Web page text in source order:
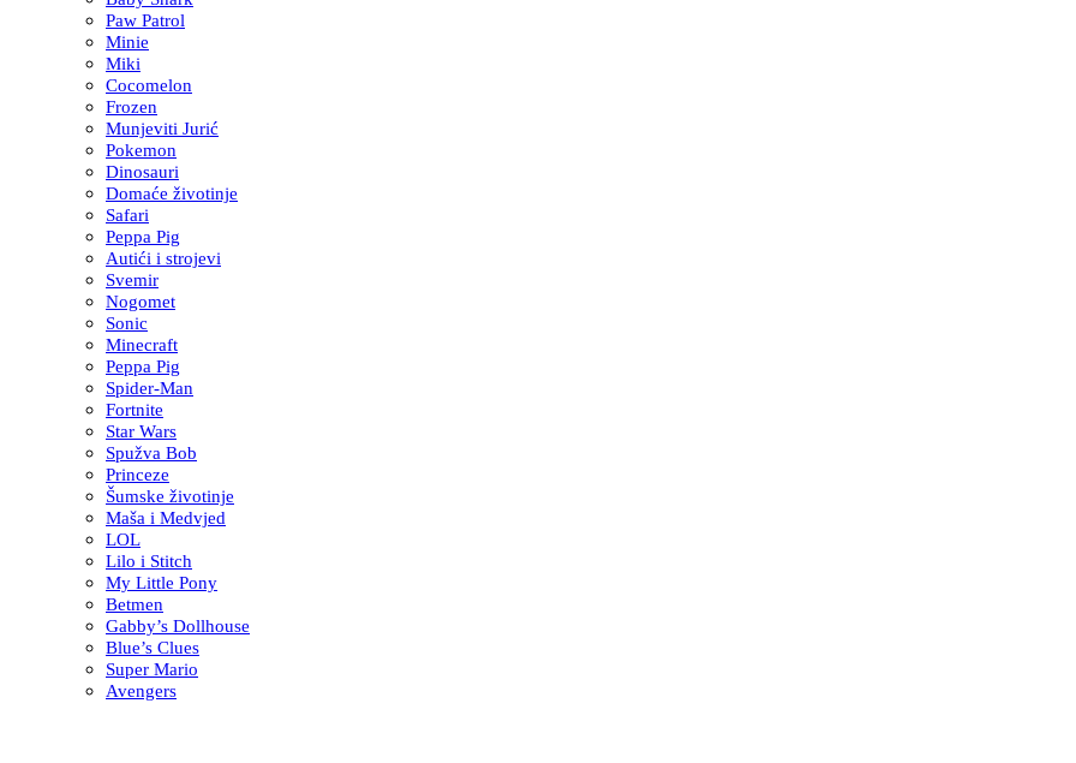
Paw Patrol
Minie
Miki
Cocomelon
Frozen
Munjeviti Jurić
Pokemon
Dinosauri
Domaće životinje
Safari
Peppa Pig
Autići i strojevi
Svemir
Nogomet
Sonic
Minecraft
Peppa Pig
Spider-Man
Fortnite
Star Wars
Spužva Bob
Princeze
Šumske životinje
Maša i Medvjed
LOL
Lilo i Stitch
My Little Pony
Betmen
Gabby’s Dollhouse
Blue’s Clues
Super Mario
Avengers